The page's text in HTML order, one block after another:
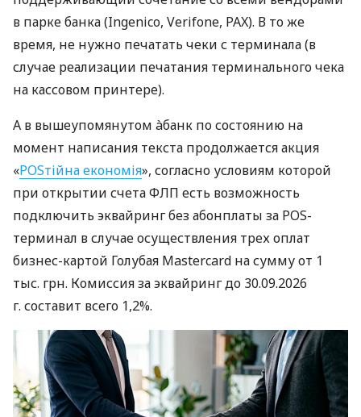
в парке банка (Ingenico, Verifone, PAX). В то же
время, не нужно печатать чеки с терминала (в
случае реализации печатания терминального чека
на кассовом принтере).
А в вышеупомянутом àбанк по состоянию на
момент написания текста продолжается акция
«POSтійна економія», согласно условиям которой
при открытии счета ФЛП есть возможность
подключить эквайринг без абонплаты за POS-
терминал в случае осуществления трех оплат
бизнес-картой Голубая Mastercard на сумму от 1
тыс. грн. Комиссия за эквайринг до 30.09.2026
г. составит всего 1,2%.